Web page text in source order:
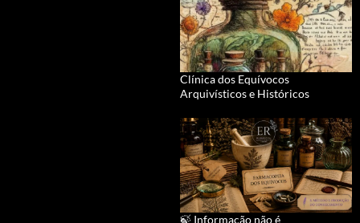
Clínica dos Equívocos
Arquivísticos e Históricos
🍃 Informação não é